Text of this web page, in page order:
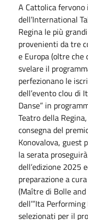
A Cattolica fervono
dell’International
Regina le più
provenienti da tre
e Europa (oltre che
svelare il
perfezionano le
dell’evento clou di
Danse” in
Teatro della
consegna del
Konovalova, guest
la serata
dell’edizione 2025
preparazione a
(Maître di Bolle and
dell’”Ita
selezionati per il